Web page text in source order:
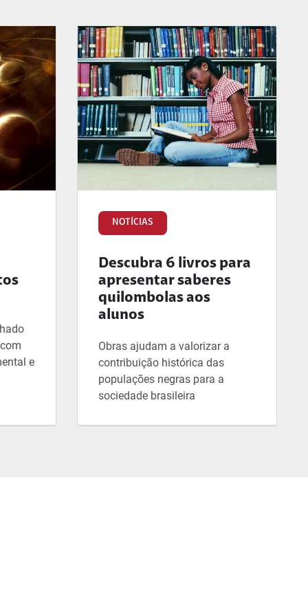
e
NOTÍCIAS
Descubra 6 livros para
apresentar saberes
quilombolas aos
alunos
Obras ajudam a valorizar a
contribuição histórica das
populações negras para a
sociedade brasileira